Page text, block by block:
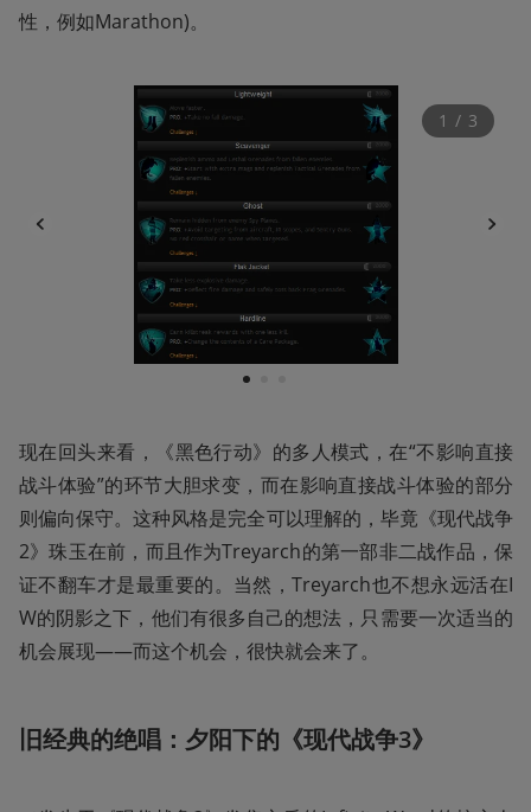
性，例如Marathon)。
1
1 / 3
现在回头来看，《黑色行动》的多人模式，在“不影响直接
战斗体验”的环节大胆求变，而在影响直接战斗体验的部分
则偏向保守。这种风格是完全可以理解的，毕竟《现代战争
2》珠玉在前，而且作为Treyarch的第一部非二战作品，保
证不翻车才是最重要的。当然，Treyarch也不想永远活在I
W的阴影之下，他们有很多自己的想法，只需要一次适当的
机会展现——而这个机会，很快就会来了。
旧经典的绝唱：夕阳下的《现代战争3》